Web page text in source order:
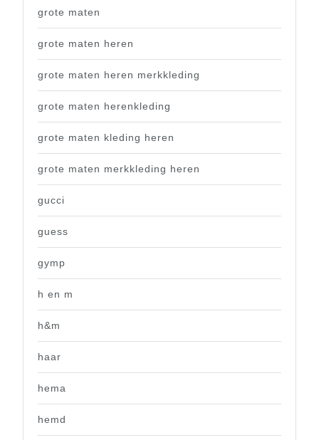
grote maten
grote maten heren
grote maten heren merkkleding
grote maten herenkleding
grote maten kleding heren
grote maten merkkleding heren
gucci
guess
gymp
h en m
h&m
haar
hema
hemd